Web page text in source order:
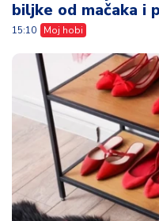
biljke od mačaka i
15:10 Moj hobi